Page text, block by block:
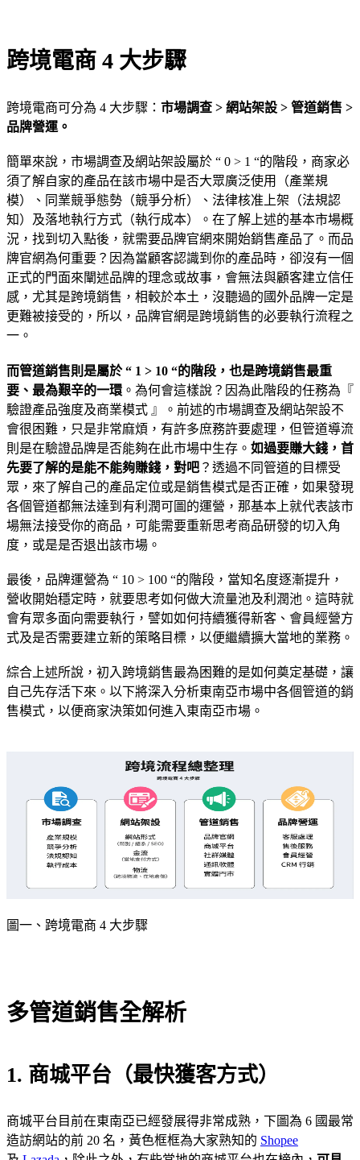
跨境電商 4 大步驟
跨境電商可分為 4 大步驟： 市場調查 > 網站架設 > 管道銷售 >
品牌營運。
簡單來說，市場調查及網站架設屬於 “ 0 > 1 “的階段，商家必
須了解自家的產品在該市場中是否大眾廣泛使用（產業規
模）、同業競爭態勢（競爭分析）、法律核准上架（法規認
知）及落地執行方式（執行成本）。在了解上述的基本市場概
況，找到切入點後，就需要品牌官網來開始銷售產品了。而品
牌官網為何重要？因為當顧客認識到你的產品時，卻沒有一個
正式的門面來闡述品牌的理念或故事，會無法與顧客建立信任
感，尤其是跨境銷售，相較於本土，沒聽過的國外品牌一定是
更難被接受的，所以，品牌官網是跨境銷售的必要執行流程之
一。
而管道銷售則是屬於 “ 1 > 10 “的階段，也是跨境銷售最重
要、最為艱辛的一環 。為何會這樣說？因為此階段的任務為『
驗證產品強度及商業模式 』。前述的市場調查及網站架設不
會很困難，只是非常麻煩，有許多庶務許要處理，但管道導流
則是在驗證品牌是否能夠在此市場中生存。 如過要賺大錢，首
先要了解的是能不能夠賺錢，對吧 ？透過不同管道的目標受
眾，來了解自己的產品定位或是銷售模式是否正確，如果發現
各個管道都無法達到有利潤可圖的運營，那基本上就代表該市
場無法接受你的商品，可能需要重新思考商品研發的切入角
度，或是是否退出該市場。
最後，品牌運營為 “ 10 > 100 “的階段，當知名度逐漸提升，
營收開始穩定時，就要思考如何做大流量池及利潤池。這時就
會有眾多面向需要執行，譬如如何持續獲得新客、會員經營方
式及是否需要建立新的策略目標，以便繼續擴大當地的業務。
綜合上述所說，初入跨境銷售最為困難的是如何奠定基礎，讓
自己先存活下來。以下將深入分析東南亞市場中各個管道的銷
售模式，以便商家決策如何進入東南亞市場。
圖一、跨境電商 4 大步驟
多管道銷售全解析
1. 商城平台（最快獲客方式）
商城平台目前在東南亞已經發展得非常成熟，下圖為 6 國最常
造訪網站的前 20 名，黃色框框為大家熟知的 Shopee